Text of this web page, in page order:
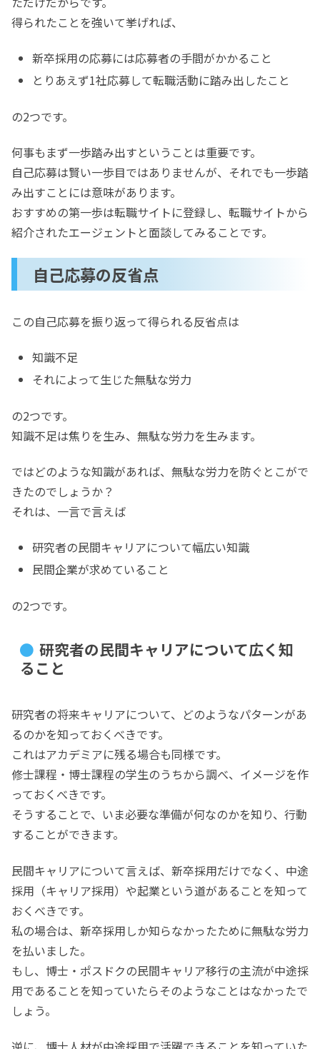
得られたことを強いて挙げれば、
新卒採用の応募には応募者の手間がかかること
とりあえず1社応募して転職活動に踏み出したこと
の2つです。
何事もまず一歩踏み出すということは重要です。
自己応募は賢い一歩目ではありませんが、それでも一歩踏
み出すことには意味があります。
おすすめの第一歩は転職サイトに登録し、転職サイトから
紹介されたエージェントと面談してみることです。
自己応募の反省点
この自己応募を振り返って得られる反省点は
知識不足
それによって生じた無駄な労力
の2つです。
知識不足は焦りを生み、無駄な労力を生みます。
ではどのような知識があれば、無駄な労力を防ぐとこがで
きたのでしょうか？
それは、一言で言えば
研究者の民間キャリアについて幅広い知識
民間企業が求めていること
の2つです。
研究者の民間キャリアについて広く知
ること
研究者の将来キャリアについて、どのようなパターンがあ
るのかを知っておくべきです。
これはアカデミアに残る場合も同様です。
修士課程・博士課程の学生のうちから調べ、イメージを作
っておくべきです。
そうすることで、いま必要な準備が何なのかを知り、行動
することができます。
民間キャリアについて言えば、新卒採用だけでなく、中途
採用（キャリア採用）や起業という道があることを知って
おくべきです。
私の場合は、新卒採用しか知らなかったために無駄な労力
を払いました。
もし、博士・ポスドクの民間キャリア移行の主流が中途採
用であることを知っていたらそのようなことはなかったで
しょう。